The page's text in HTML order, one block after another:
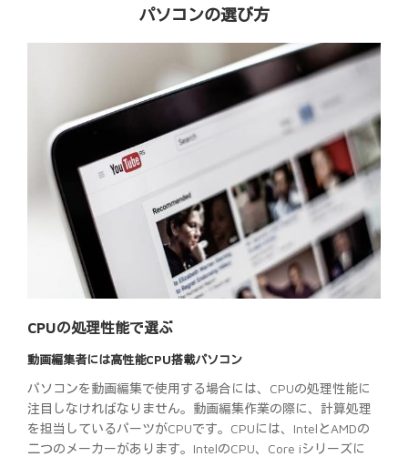
パソコンの選び方
CPUの処理性能で選ぶ
動画編集者には高性能CPU搭載パソコン
パソコンを動画編集で使用する場合には、CPUの処理性能に
注目しなければなりません。動画編集作業の際に、計算処理
を担当しているパーツがCPUです。CPUには、IntelとAMDの
二つのメーカーがあります。IntelのCPU、Core iシリーズに